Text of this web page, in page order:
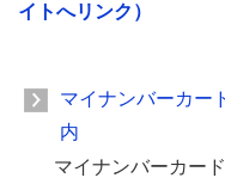
イトへリンク）
マイナンバーカー
内
マイナンバーカー